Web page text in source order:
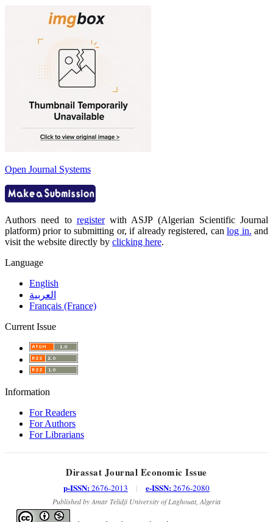
Open Journal Systems
Authors need to registerwith ASJP (Algerian Scientific Journal
platform) prior to submitting or, if already registered, canlog in. and
visit the website directly by clicking here.
Language
English
العربية
Français (France)
Current Issue
Information
For Readers
For Authors
For Librarians
Dirassat Journal Economic Issue
p-ISSN:2676-2013 | e-ISSN:2676-2080
Published by Amar Telidji University of Laghouat, Algeria